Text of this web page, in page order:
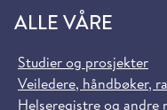
ALLE VÅRE
Studier og prosjekter
Veiledere, håndbøker,
Helseregistre og andre